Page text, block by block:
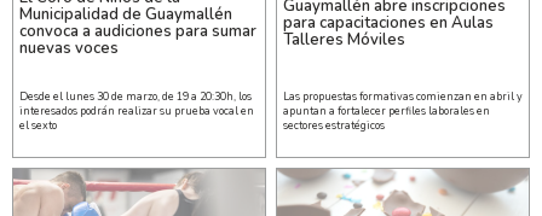
Municipalidad de Guaymallén
convoca a audiciones para sumar
nuevas voces
Desde el lunes 30 de marzo, de 19 a 20:30h, los
interesados podrán realizar su prueba vocal en
el sexto
Guaymallén abre inscripciones
para capacitaciones en Aulas
Talleres Móviles
Las propuestas formativas comienzan en abril y
apuntan a fortalecer perfiles laborales en
sectores estratégicos